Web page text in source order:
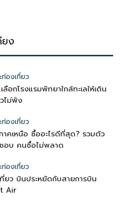
ยง
ท่องเที่ยว
อกโรงแรมพัทยาใกล้ทะเลให้เดิน
ไม่พัง
ท่องเที่ยว
าคเหนือ ซื้ออะไรดีที่สุด? รวมตัว
อบ คนซื้อไม่พลาด
ท่องเที่ยว
ยว บินประหยัดกับสายการบิน
Air